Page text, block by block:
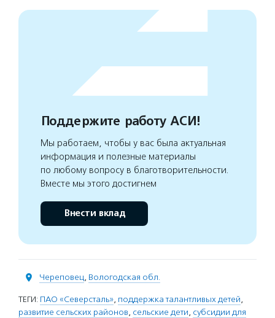
Поддержите работу АСИ!
Мы работаем, чтобы у вас была актуальная
информация и полезные материалы
по любому вопросу в благотворительности.
Вместе мы этого достигнем
Внести вклад
Череповец, Вологодская обл.
ТЕГИ: ПАО «Северсталь», поддержка талантливых детей,
развитие сельских районов, сельские дети, субсидии для